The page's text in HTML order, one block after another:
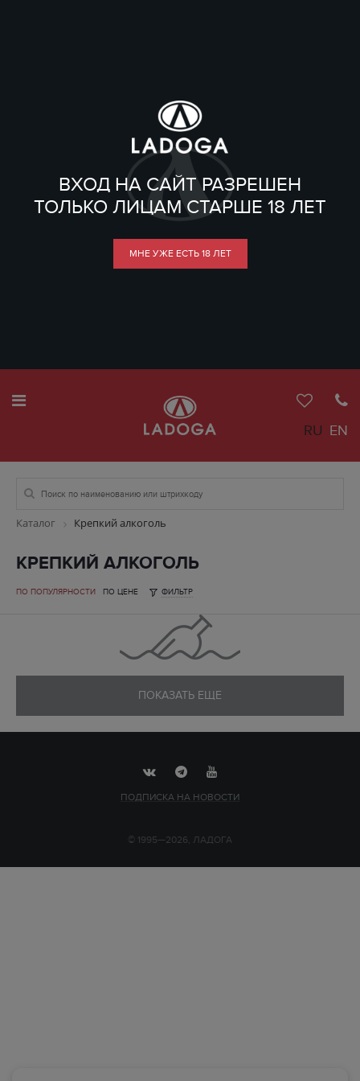
ВХОД НА САЙТ РАЗРЕШЕН
ТОЛЬКО ЛИЦАМ СТАРШЕ 18 ЛЕТ
МНЕ УЖЕ ЕСТЬ 18 ЛЕТ
RU EN
Каталог Крепкий алкоголь
КРЕПКИЙ АЛКОГОЛЬ
ПО ПОПУЛЯРНОСТИ ПО ЦЕНЕ ФИЛЬТР
ПОКАЗАТЬ ЕЩЕ
ПОДПИСКА НА НОВОСТИ
© 1995—2026, ЛАДОГА